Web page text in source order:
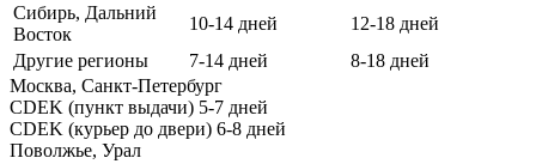
Сибирь, Дальний
Восток
10-14 дней
12-18 дней
Другие регионы
7-14 дней
8-18 дней
Москва, Санкт-Петербург
CDEK (пункт выдачи) 5-7 дней
CDEK (курьер до двери) 6-8 дней
Поволжье, Урал